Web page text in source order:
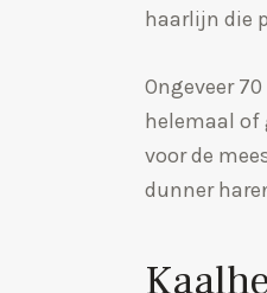
haarlijn die
Ongeveer
helemaal of
voor de
dunner